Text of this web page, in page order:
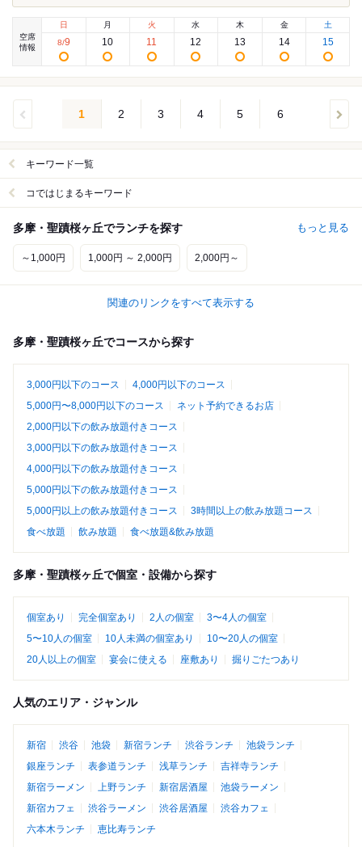
空席
情報
日
8/9
月
10
火
11
水
12
木
13
金
14
土
15
1 2 3 4 5 6
キーワード一覧
コではじまるキーワード
多摩・聖蹟桜ヶ丘でランチを探す もっと見る
～1,000円 1,000円 ～ 2,000円 2,000円～
関連のリンクをすべて表示する
多摩・聖蹟桜ヶ丘でコースから探す
3,000円以下のコース
4,000円以下のコース
5,000円〜8,000円以下のコース
ネット予約できるお店
2,000円以下の飲み放題付きコース
3,000円以下の飲み放題付きコース
4,000円以下の飲み放題付きコース
5,000円以下の飲み放題付きコース
5,000円以上の飲み放題付きコース
3時間以上の飲み放題コース
食べ放題
飲み放題 食べ放題&飲み放題
多摩・聖蹟桜ヶ丘で個室・設備から探す
個室あり 完全個室あり 2人の個室
3〜4人の個室
5〜10人の個室
10人未満の個室あり
10〜20人の個室
20人以上の個室
宴会に使える 座敷あり 掘りごたつあり
人気のエリア・ジャンル
新宿 渋谷 池袋 新宿ランチ 渋谷ランチ
池袋ランチ
銀座ランチ
表参道ランチ 浅草ランチ
吉祥寺ランチ
新宿ラーメン
上野ランチ 新宿居酒屋
池袋ラーメン
新宿カフェ
渋谷ラーメン 渋谷居酒屋
渋谷カフェ
六本木ランチ
恵比寿ランチ